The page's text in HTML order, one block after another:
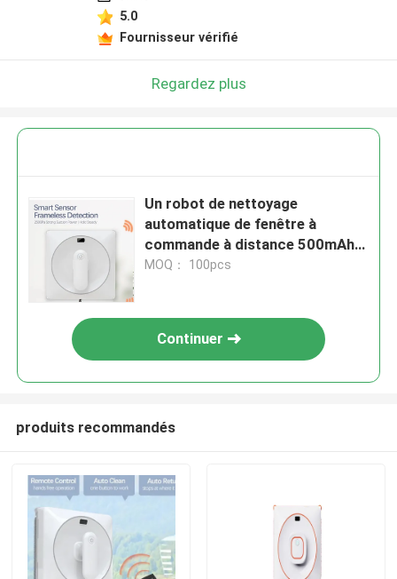
5.0
Fournisseur vérifié
Regardez plus
Un robot de nettoyage
automatique de fenêtre à
commande à distance 500mAh
avec pulvérisation d'eau
MOQ： 100pcs
Continuer
produits recommandés